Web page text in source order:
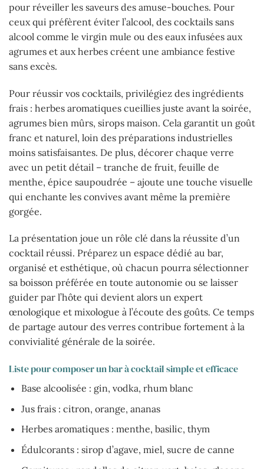
pour réveiller les saveurs des amuse-bouches. Pour
ceux qui préfèrent éviter l’alcool, des cocktails sans
alcool comme le virgin mule ou des eaux infusées aux
agrumes et aux herbes créent une ambiance festive
sans excès.
Pour réussir vos cocktails, privilégiez des ingrédients
frais : herbes aromatiques cueillies juste avant la soirée,
agrumes bien mûrs, sirops maison. Cela garantit un goût
franc et naturel, loin des préparations industrielles
moins satisfaisantes. De plus, décorer chaque verre
avec un petit détail – tranche de fruit, feuille de
menthe, épice saupoudrée – ajoute une touche visuelle
qui enchante les convives avant même la première
gorgée.
La présentation joue un rôle clé dans la réussite d’un
cocktail réussi. Préparez un espace dédié au bar,
organisé et esthétique, où chacun pourra sélectionner
sa boisson préférée en toute autonomie ou se laisser
guider par l’hôte qui devient alors un expert
œnologique et mixologue à l’écoute des goûts. Ce temps
de partage autour des verres contribue fortement à la
convivialité générale de la soirée.
Liste pour composer un bar à cocktail simple et efficace
Base alcoolisée : gin, vodka, rhum blanc
Jus frais : citron, orange, ananas
Herbes aromatiques : menthe, basilic, thym
Édulcorants : sirop d’agave, miel, sucre de canne